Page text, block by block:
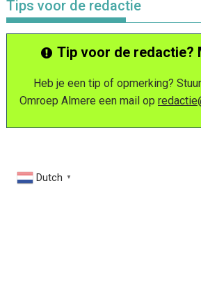
Tips voor de redactie
Tip voor de redactie?
Heb je een tip of opmerking?
Omroep Almere een mail op
Dutch ▼